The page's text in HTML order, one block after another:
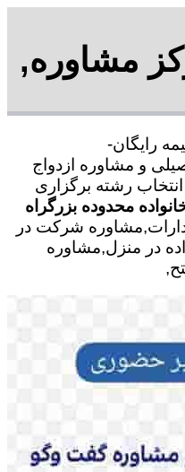
مشاوره,
رایگان-
و مشاوره ازدواج
رشته برگزاری
محدوده بزرگراه
شرکت در
در منزل,مشاوره